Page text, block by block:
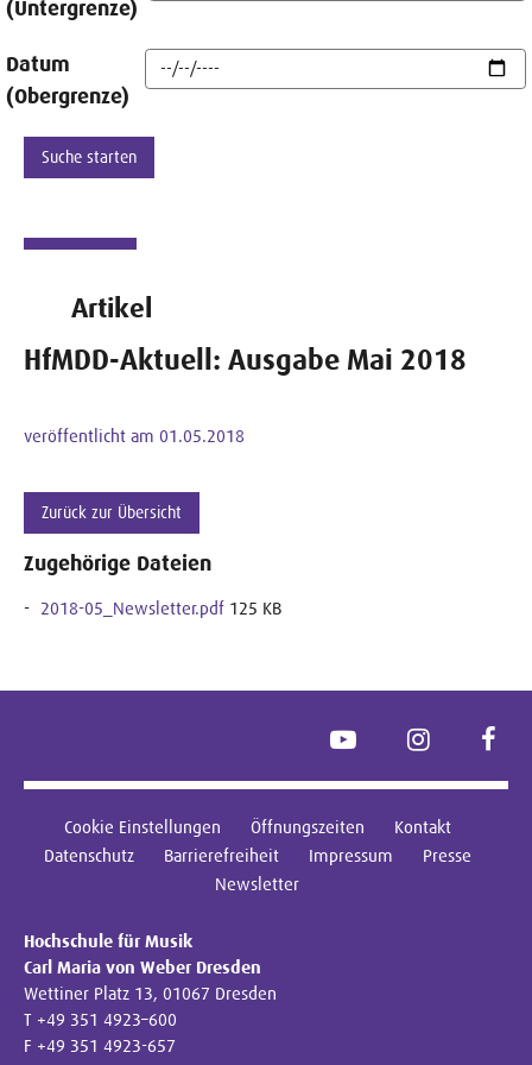
(Untergrenze)
Datum
(Obergrenze)
Artikel
HfMDD-Aktuell: Ausgabe Mai 2018
veröffentlicht am 01.05.2018
Zurück zur Übersicht
Zugehörige Dateien
2018-05_Newsletter.pdf 125 KB
YouTube Instagram
Cookie Einstellungen Öffnungszeiten
Kontakt
Datenschutz
Barrierefreiheit Impressum
Presse
Newsletter
Hochschule für Musik
Carl Maria von Weber Dresden
Wettiner Platz 13, 01067 Dresden
T +49 351 4923–600
F +49 351 4923-657